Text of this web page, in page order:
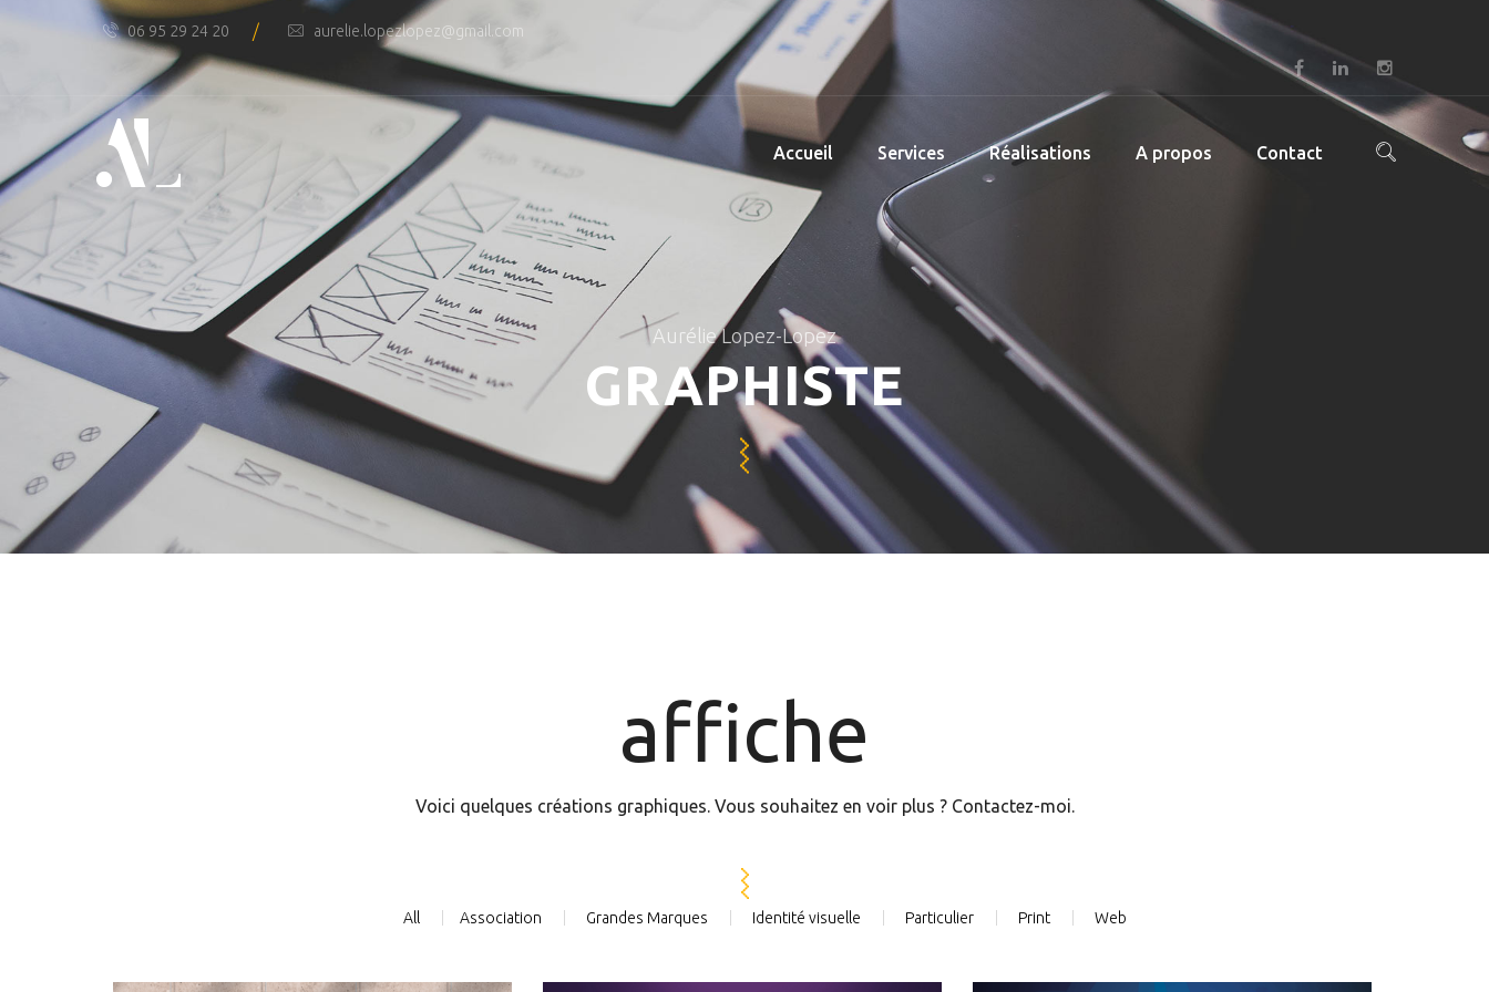
06 95 29 24 20 / aurelie.lopezlopez@gmail.com
Accueil Services Réalisations A propos Contact
Aurélie Lopez-Lopez
GRAPHISTE
affiche
Voici quelques créations graphiques. Vous souhaitez en voir plus ? Contactez-moi.
All Association Grandes Marques Identité visuelle Particulier Print Web